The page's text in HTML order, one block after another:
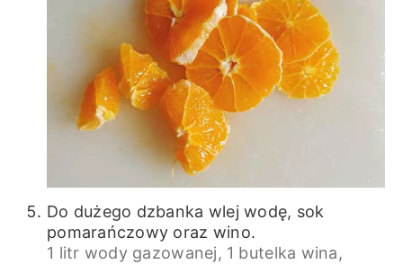
Do dużego dzbanka wlej wodę, sok
pomarańczowy oraz wino.
1 litr wody gazowanej, 1 butelka wina,